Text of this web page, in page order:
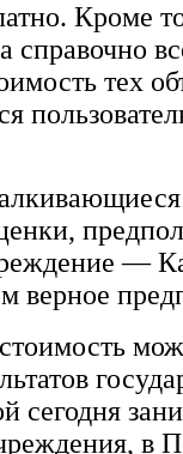
Кроме
справочно
тех
—
верное
сегодня
в